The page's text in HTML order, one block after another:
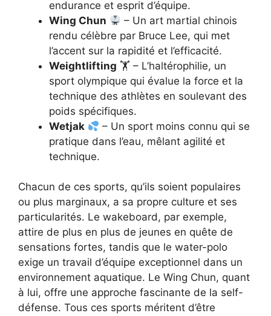
endurance et esprit d’équipe.
Wing Chun
– Un art martial chinois
rendu célèbre par Bruce Lee, qui met
l’accent sur la rapidité et l’efficacité.
Weightlifting 🏋️ – L’haltérophilie, un
sport olympique qui évalue la force et la
technique des athlètes en soulevant des
poids spécifiques.
Wetjak
– Un sport moins connu qui se
pratique dans l’eau, mêlant agilité et
technique.
Chacun de ces sports, qu’ils soient populaires
ou plus marginaux, a sa propre culture et ses
particularités. Le wakeboard, par exemple,
attire de plus en plus de jeunes en quête de
sensations fortes, tandis que le water-polo
exige un travail d’équipe exceptionnel dans un
environnement aquatique. Le Wing Chun, quant
à lui, offre une approche fascinante de la self-
défense. Tous ces sports méritent d’être